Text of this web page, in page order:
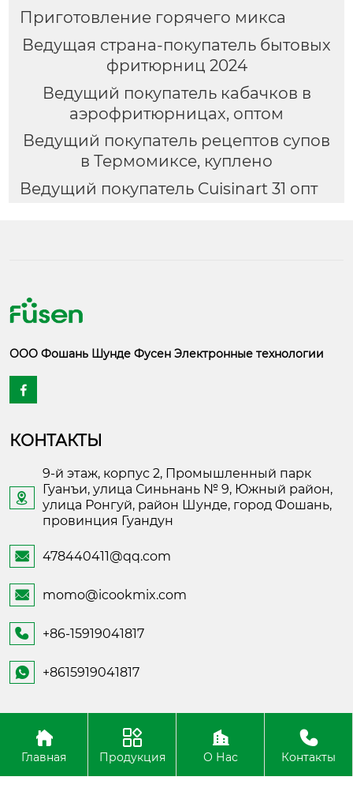
Приготовление горячего микса
Ведущая страна-покупатель бытовых
фритюрниц 2024
Ведущий покупатель кабачков в
аэрофритюрницах, оптом
Ведущий покупатель рецептов супов
в Термомиксе, куплено
Ведущий покупатель Cuisinart 31 опт
ООО Фошань Шунде Фусен Электронные технологии

КОНТАКТЫ

9-й этаж, корпус 2, Промышленный парк
Гуанъи, улица Синьнань № 9, Южный район,
улица Ронгуй, район Шунде, город Фошань,
провинция Гуандун
 478440411@qq.com
 momo@icookmix.com
 +86-15919041817
 +8615919041817
Copyright ©Foshan Shunde Fusheng Electronic
Technology
Главная Продукция О Нас Контакты